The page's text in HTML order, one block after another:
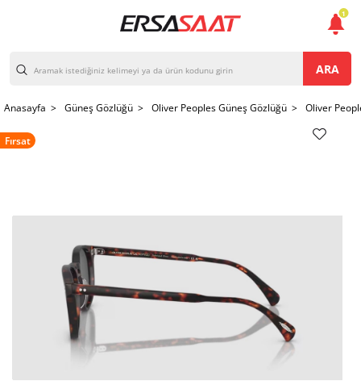
ARA
Anasayfa > Güneş Gözlüğü > Oliver Peoples Güneş Gözlüğü > Oliver
Fırsat
1